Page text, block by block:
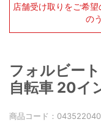
店舗受け取りをご希
の
フォルビー
自転車 20イ
商品コード：